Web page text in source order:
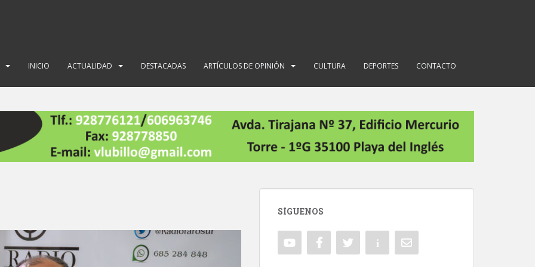
INICIO ACTUALIDAD DESTACADAS ARTÍCULOS DE OPINIÓN CULTURA DEPORTES CONTACTO
SÍGUENOS